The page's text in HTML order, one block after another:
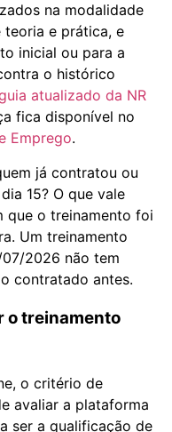
na modalidade
teoria e prática, e
inicial ou para a
o histórico
atualizado da NR
fica disponível no
Emprego.
já contratou ou
15? O que vale
que o treinamento foi
Um treinamento
2026 não tem
contratado antes.
o treinamento
o critério de
avaliar a plataforma
ser a qualificação de